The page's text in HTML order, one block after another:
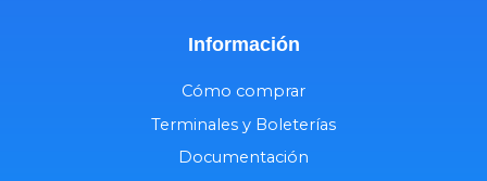
Información
Cómo comprar
Terminales y Boleterías
Documentación